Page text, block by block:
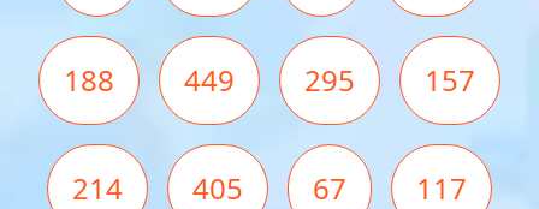
188 449 295 157
214 405 67 117